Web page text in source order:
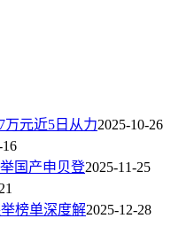
万元近5日从力2025-10-26
16
国产申贝登2025-11-25
榜单深度解2025-12-28